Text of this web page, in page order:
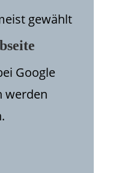
gewählt
Google
werden